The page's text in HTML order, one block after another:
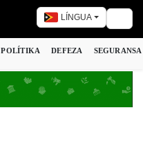
LÍNGUA
POLÍTIKA DEFEZA SEGURANSA